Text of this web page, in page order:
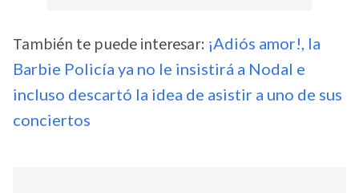
También te puede interesar: ¡Adiós amor!, la
Barbie Policía ya no le insistirá a Nodal e
incluso descartó la idea de asistir a uno de sus
conciertos